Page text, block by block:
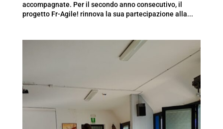
accompagnate. Per il secondo anno consecutivo, il
progetto Fr-Agile! rinnova la sua partecipazione alla...